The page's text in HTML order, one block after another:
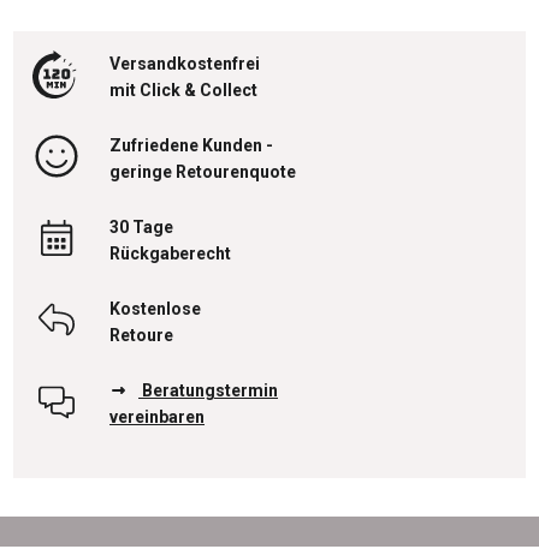
Versandkostenfrei
mit Click & Collect
Zufriedene Kunden -
geringe Retourenquote
30 Tage
Rückgaberecht
Kostenlose
Retoure
Beratungstermin
vereinbaren